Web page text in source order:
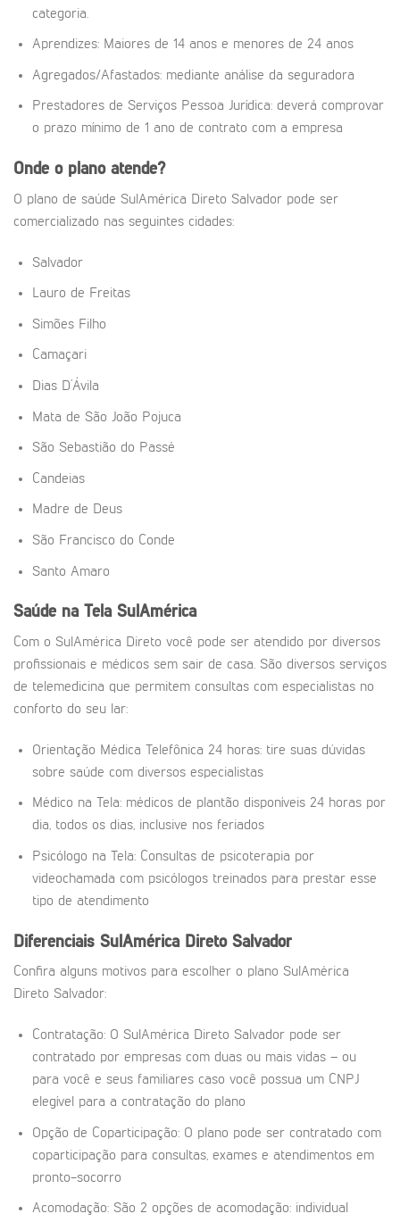
categoria.
Aprendizes: Maiores de 14 anos e menores de 24 anos
Agregados/Afastados: mediante análise da seguradora
Prestadores de Serviços Pessoa Jurídica: deverá comprovar
o prazo mínimo de 1 ano de contrato com a empresa
Onde o plano atende?
O plano de saúde SulAmérica Direto Salvador pode ser
comercializado nas seguintes cidades:
Salvador
Lauro de Freitas
Simões Filho
Camaçari
Dias D’Ávila
Mata de São João Pojuca
São Sebastião do Passé
Candeias
Madre de Deus
São Francisco do Conde
Santo Amaro
Saúde na Tela SulAmérica
Com o SulAmérica Direto você pode ser atendido por diversos
profissionais e médicos sem sair de casa. São diversos serviços
de telemedicina que permitem consultas com especialistas no
conforto do seu lar:
Orientação Médica Telefônica 24 horas: tire suas dúvidas
sobre saúde com diversos especialistas
Médico na Tela: médicos de plantão disponíveis 24 horas por
dia, todos os dias, inclusive nos feriados
Psicólogo na Tela: Consultas de psicoterapia por
videochamada com psicólogos treinados para prestar esse
tipo de atendimento
Diferenciais SulAmérica Direto Salvador
Confira alguns motivos para escolher o plano SulAmérica
Direto Salvador:
Contratação: O SulAmérica Direto Salvador pode ser
contratado por empresas com duas ou mais vidas – ou
para você e seus familiares caso você possua um CNPJ
elegível para a contratação do plano
Opção de Coparticipação: O plano pode ser contratado com
coparticipação para consultas, exames e atendimentos em
pronto-socorro
Acomodação: São 2 opções de acomodação: individual